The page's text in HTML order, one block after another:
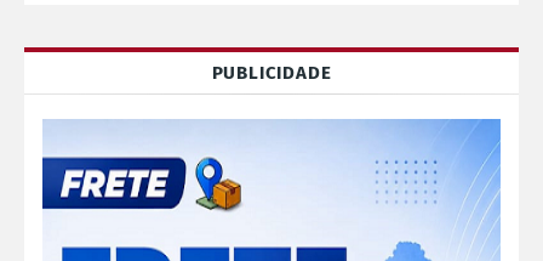
PUBLICIDADE